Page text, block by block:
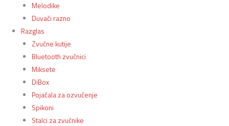
Melodike
Duvači razno
Razglas
Zvučne kutije
Bluetooth zvučnici
Miksete
DiBox
Pojačala za ozvučenje
Spikoni
Stalci za zvučnike